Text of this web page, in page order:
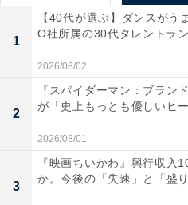
・目標タイム……1時間26分
シカゴマラソン、ニューヨ
中。最も勢いがある選手と
学の2年生で、エンジニアの
も持ちます。
「（マラソン連勝中ですが
す。（アボット・ワールド
1
【40代が選ぶ】ダンスがう
O社所属の30代タレントラ
2026/08/02
2
『スパイダーマン：ブラン
が「史上もっとも優しいヒ
2026/08/01
3
『映画ちいかわ』興行収入
か。今後の「失速」と「盛